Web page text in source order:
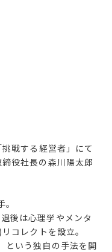
戦する経営者」にて
役社長の森川陽太郎
後は心理学やメンタ
コレクトを設立。
という独自の手法を開